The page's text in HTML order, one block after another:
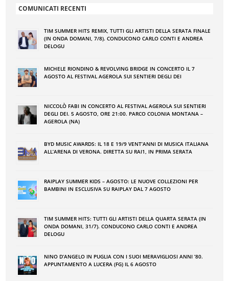
COMUNICATI RECENTI
TIM SUMMER HITS REMIX, TUTTI GLI ARTISTI DELLA SERATA FINALE
(IN ONDA DOMANI, 7/8). CONDUCONO CARLO CONTI E ANDREA
DELOGU
MICHELE RIONDINO & REVOLVING BRIDGE IN CONCERTO IL 7
AGOSTO AL FESTIVAL AGEROLA SUI SENTIERI DEGLI DEI
NICCOLÒ FABI IN CONCERTO AL FESTIVAL AGEROLA SUI SENTIERI
DEGLI DEI. 5 AGOSTO, ORE 21:00. PARCO COLONIA MONTANA –
AGEROLA (NA)
BYD MUSIC AWARDS: IL 18 E 19/9 VENT’ANNI DI MUSICA ITALIANA
ALL’ARENA DI VERONA. DIRETTA SU RAI1, IN PRIMA SERATA
RAIPLAY SUMMER KIDS – AGOSTO: LE NUOVE COLLEZIONI PER
BAMBINI IN ESCLUSIVA SU RAIPLAY DAL 7 AGOSTO
TIM SUMMER HITS: TUTTI GLI ARTISTI DELLA QUARTA SERATA (IN
ONDA DOMANI, 31/7). CONDUCONO CARLO CONTI E ANDREA
DELOGU
NINO DʼANGELO IN PUGLIA CON I SUOI MERAVIGLIOSI ANNI ʼ80.
APPUNTAMENTO A LUCERA (FG) IL 6 AGOSTO